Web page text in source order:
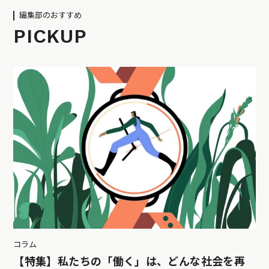
編集部のおすすめ
PICKUP
コラム
【特集】私たちの「働く」は、どんな社会を再